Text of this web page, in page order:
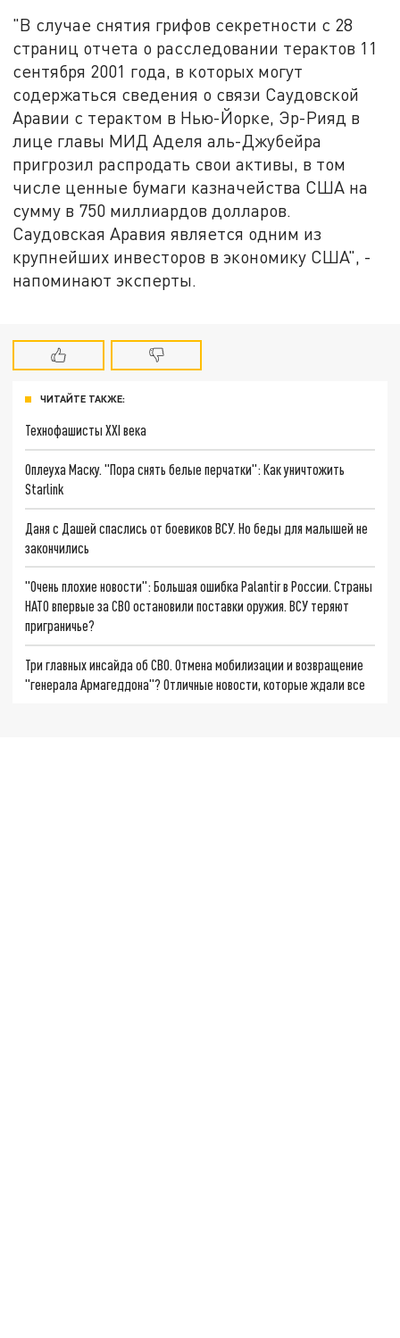
"В случае снятия грифов секретности с 28
страниц отчета о расследовании терактов 11
сентября 2001 года, в которых могут
содержаться сведения о связи Саудовской
Аравии с терактом в Нью-Йорке, Эр-Рияд в
лице главы МИД Аделя аль-Джубейра
пригрозил распродать свои активы, в том
числе ценные бумаги казначейства США на
сумму в 750 миллиардов долларов.
Саудовская Аравия является одним из
крупнейших инвесторов в экономику США", -
напоминают эксперты.
ЧИТАЙТЕ ТАКЖЕ:
Технофашисты XXI века
Оплеуха Маску. "Пора снять белые перчатки": Как уничтожить
Starlink
Даня с Дашей спаслись от боевиков ВСУ. Но беды для малышей не
закончились
"Очень плохие новости": Большая ошибка Palantir в России. Страны
НАТО впервые за СВО остановили поставки оружия. ВСУ теряют
приграничье?
Три главных инсайда об СВО. Отмена мобилизации и возвращение
"генерала Армагеддона"? Отличные новости, которые ждали все